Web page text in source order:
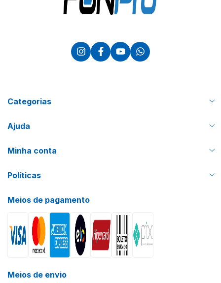
Categorias
Ajuda
Minha conta
Políticas
Meios de pagamento
Meios de envio